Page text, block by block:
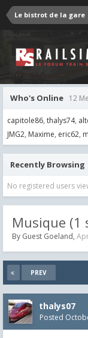
Le bistrot de la gare
Who's Online 12
capitole86 thalys74
JMG2 Maxime eric62
Recently Browsing
No registered users
Musique (1
By Guest Goeland,
PREV
thalys07
Posted